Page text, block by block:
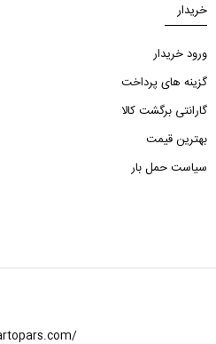
خریدار
ورود خریدار
گزینه های پرداخت
گارانتی برگشت کالا
بهترین قیمت
سیاست حمل بار